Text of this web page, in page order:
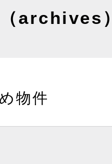
（archives
物件